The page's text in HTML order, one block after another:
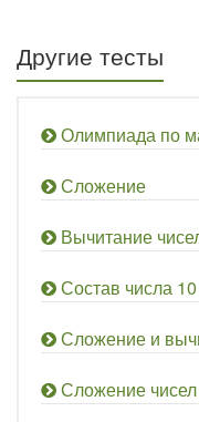
Другие тесты
Олимпиада по
Сложение
Вычитание
Состав числа 10
Сложение и
Сложение